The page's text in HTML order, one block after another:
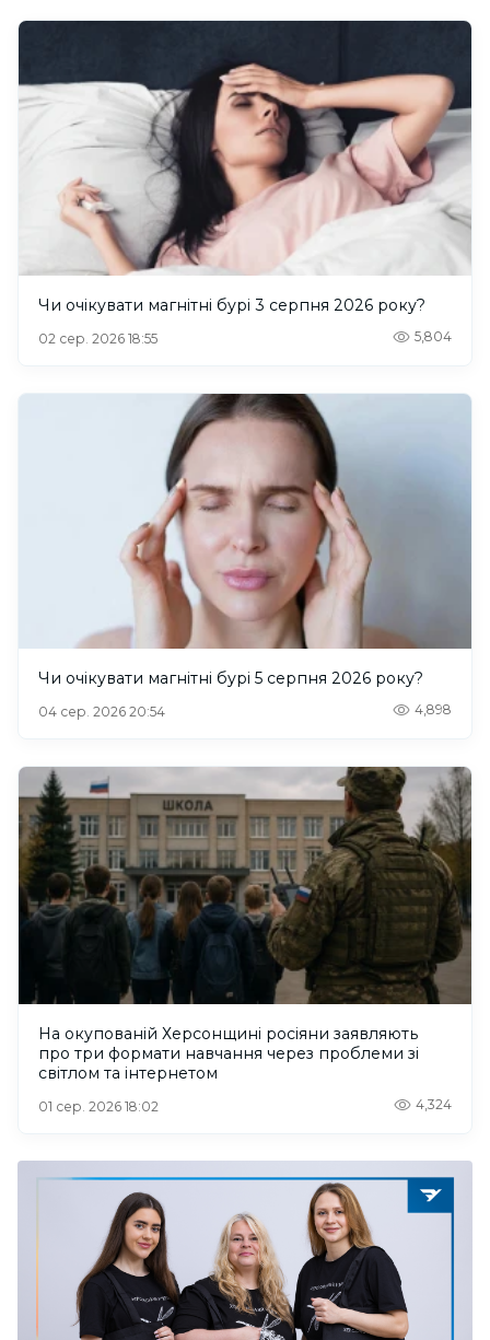
Чи очікувати магнітні бурі 3 серпня 2026 року?
02 сер. 2026 18:55 5,804
Чи очікувати магнітні бурі 5 серпня 2026 року?
04 сер. 2026 20:54 4,898
На окупованій Херсонщині росіяни заявляють
про три формати навчання через проблеми зі
світлом та інтернетом
01 сер. 2026 18:02 4,324